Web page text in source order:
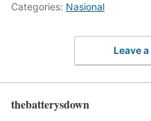
Categories: Nasional
Leave
thebatterysdown